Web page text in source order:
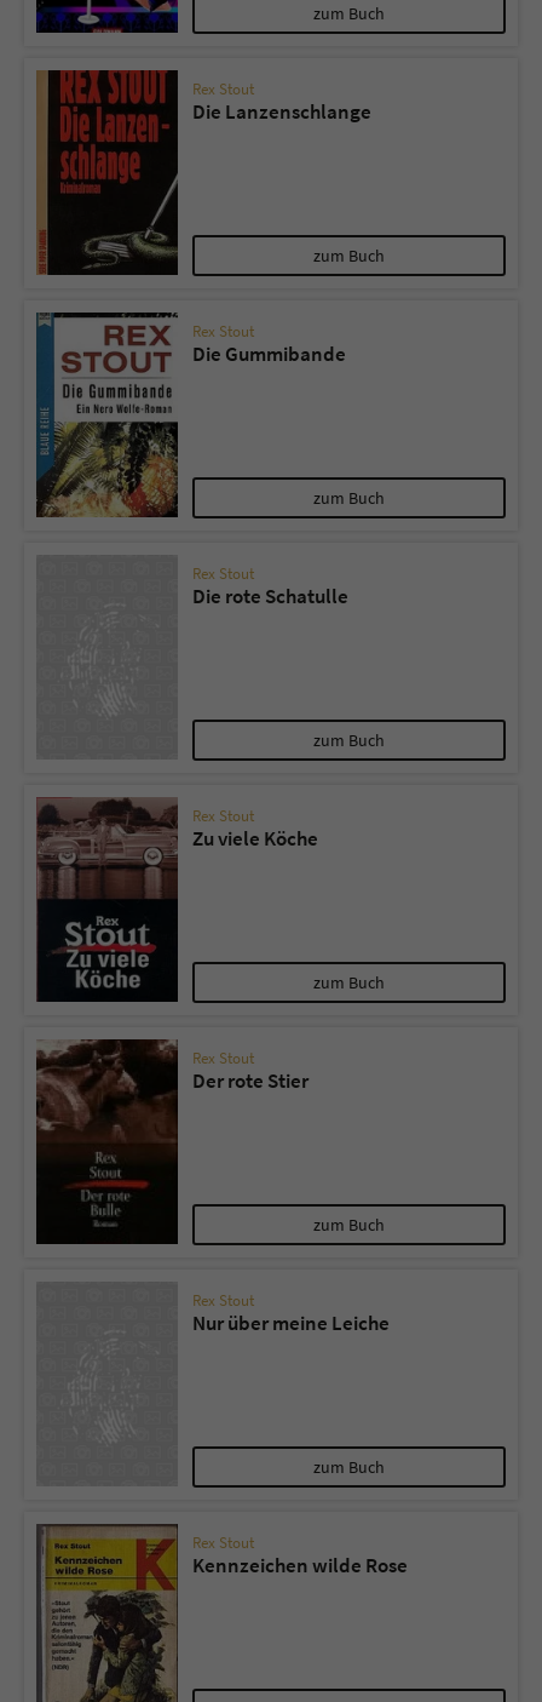
zum Buch
Rex Stout
Die Lanzenschlange
zum Buch
Rex Stout
Die Gummibande
zum Buch
Rex Stout
Die rote Schatulle
zum Buch
Rex Stout
Zu viele Köche
zum Buch
Rex Stout
Der rote Stier
zum Buch
Rex Stout
Nur über meine Leiche
zum Buch
Rex Stout
Kennzeichen wilde Rose